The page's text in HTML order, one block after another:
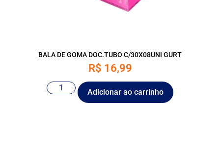
BALA DE GOMA DOC.TUBO C/30X08UNI GURT
R$ 16,99
Adicionar ao carrinho